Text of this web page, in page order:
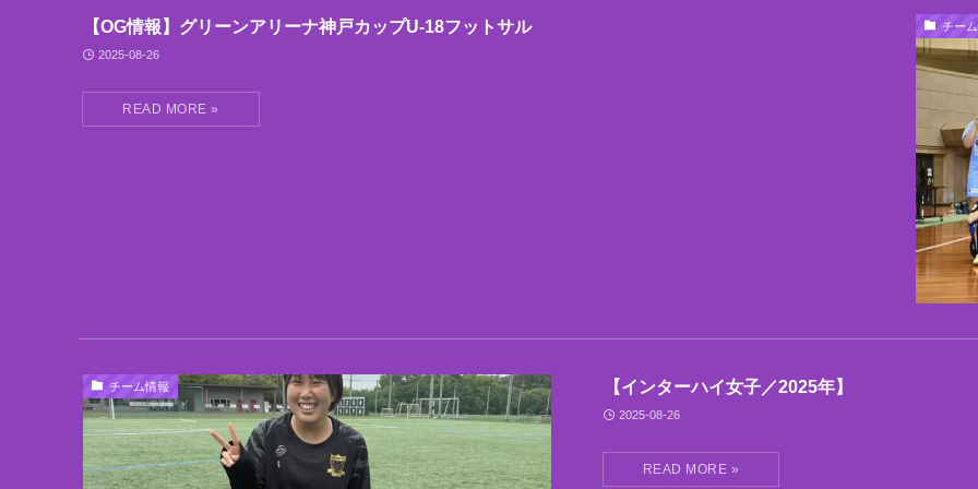
チー
【OG情報】グリーンアリーナ神戸カップU-18フットサル
2025-08-26
チーム情報 【インターハイ女子／2025年】
2025-08-26